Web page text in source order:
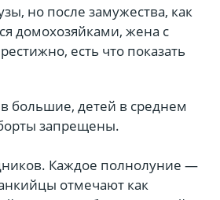
но после замужества, как
домохозяйками, жена с
есть что показать
большие, детей в среднем
запрещены.
Каждое полнолуние —
отмечают как